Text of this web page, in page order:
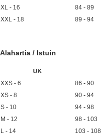
XL - 16
84 - 89
XXL - 18
89 - 94
Alahartia / Istuin
UK
XXS - 6
86 - 90
XS - 8
90 - 94
S - 10
94 - 98
M - 12
98 - 103
L - 14
103 - 108